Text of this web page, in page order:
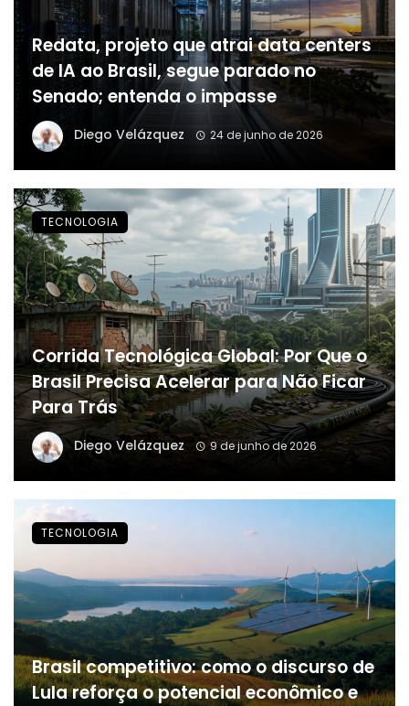
Redata, projeto que atrai data centers
de IA ao Brasil, segue parado no
Senado; entenda o impasse
Diego Velázquez 24 de junho de 2026
Corrida Tecnológica Global: Por Que o
Brasil Precisa Acelerar para Não Ficar
Para Trás
Diego Velázquez 9 de junho de 2026
TECNOLOGIA
Brasil competitivo: como o discurso de
Lula reforça o potencial econômico e
TECNOLOGIA